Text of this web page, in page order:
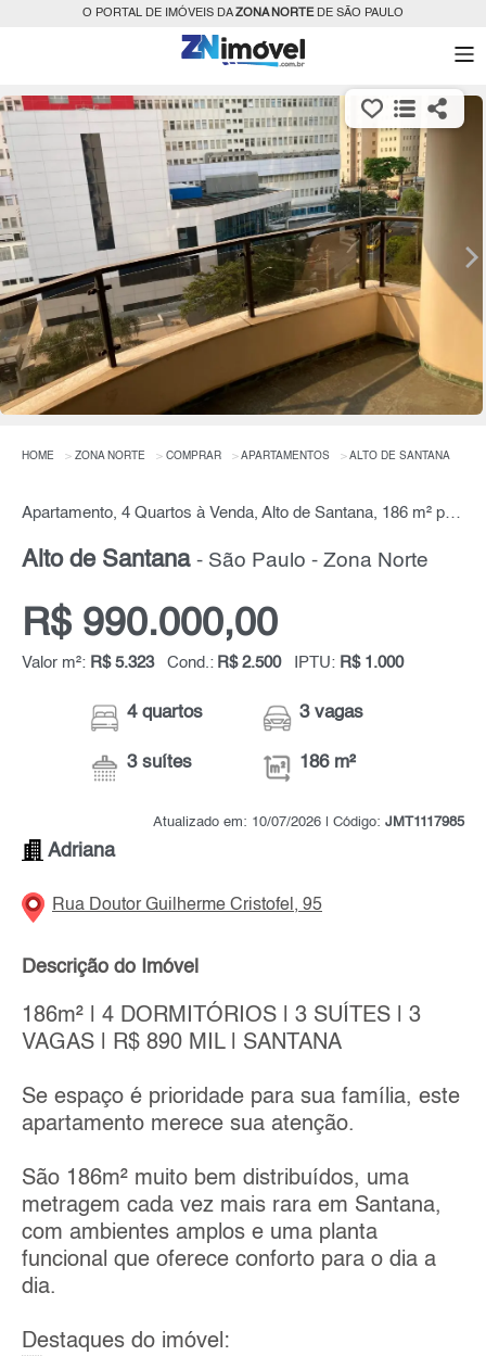
O PORTAL DE IMÓVEIS DAZONA NORTEDE SÃO PAULO
HOME ZONA NORTE COMPRAR APARTAMENTOS ALTO DE SANTANA
Apartamento, 4 Quartos à Venda, Alto de Santana, 186 m² por R$ 990.000,00
Alto de Santana - São Paulo - Zona Norte
R$ 990.000,00
Valor m²: R$ 5.323 Cond.: R$ 2.500 IPTU: R$ 1.000
4 quartos
3 suítes
3 vagas
186 m²
Atualizado em: 10/07/2026 | Código: JMT1117985
Adriana
Rua Doutor Guilherme Cristofel, 95
Descrição do Imóvel
186m² | 4 DORMITÓRIOS | 3 SUÍTES | 3
VAGAS | R$ 890 MIL | SANTANA
Se espaço é prioridade para sua família, este
apartamento merece sua atenção.
São 186m² muito bem distribuídos, uma
metragem cada vez mais rara em Santana,
com ambientes amplos e uma planta
funcional que oferece conforto para o dia a
dia.
Destaques do imóvel: